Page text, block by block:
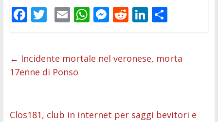
F
b
o
k
T
er
E
l
W
s
p
M
e
er
R
di
Li
e
C
di
← Incidente mortale nel veronese, morta
17enne di Ponso
Clos181, club in internet per saggi bevitori e